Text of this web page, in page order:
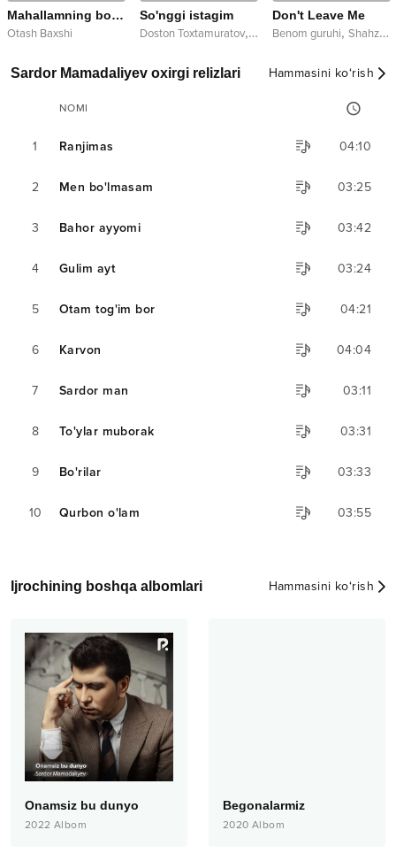
Mahallamning boyi bo'lganlar
Otash Baxshi
So'nggi istagim
Doston Toxtamuratov, Kiara
Don't Leave Me
Benom guruhi, Shahzoda
Sardor Mamadaliyev oxirgi relizlari Hammasini ko‘rish
NOMI
1 Ranjimas 04:10
2 Men bo'lmasam 03:25
3 Bahor ayyomi 03:42
4 Gulim ayt 03:24
5 Otam tog'im bor 04:21
6 Karvon 04:04
7 Sardor man 03:11
8 To'ylar muborak 03:31
9 Bo'rilar 03:33
10 Qurbon o'lam 03:55
Ijrochining boshqa albomlari Hammasini ko‘rish
Onamsiz bu dunyo
2022 Albom
Begonalarmiz
2020 Albom